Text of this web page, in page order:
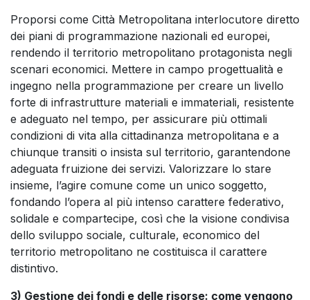
Proporsi come Città Metropolitana interlocutore diretto
dei piani di programmazione nazionali ed europei,
rendendo il territorio metropolitano protagonista negli
scenari economici. Mettere in campo progettualità e
ingegno nella programmazione per creare un livello
forte di infrastrutture materiali e immateriali, resistente
e adeguato nel tempo, per assicurare più ottimali
condizioni di vita alla cittadinanza metropolitana e a
chiunque transiti o insista sul territorio, garantendone
adeguata fruizione dei servizi. Valorizzare lo stare
insieme, l’agire comune come un unico soggetto,
fondando l’opera al più intenso carattere federativo,
solidale e compartecipe, così che la visione condivisa
dello sviluppo sociale, culturale, economico del
territorio metropolitano ne costituisca il carattere
distintivo.
3) Gestione dei fondi e delle risorse: come vengono